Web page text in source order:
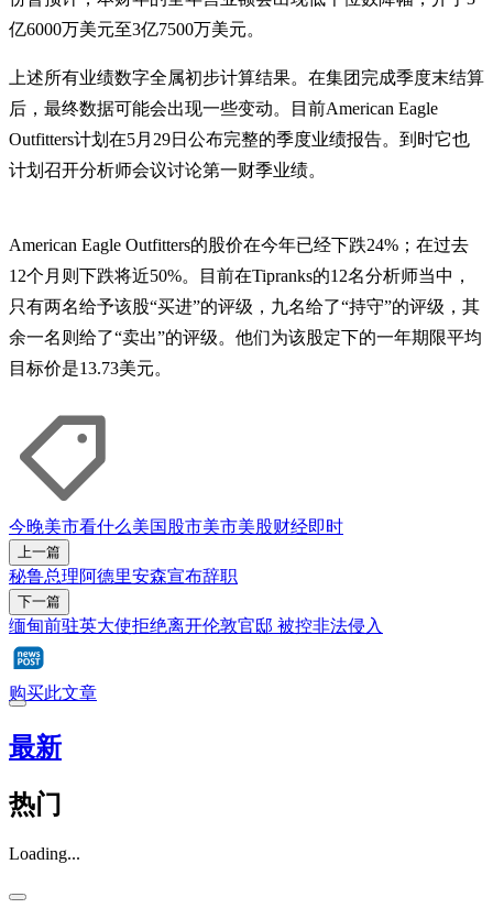
亿6000万美元至3亿7500万美元。
上述所有业绩数字全属初步计算结果。在集团完成季度末结算
后，最终数据可能会出现一些变动。目前American Eagle
Outfitters计划在5月29日公布完整的季度业绩报告。到时它也
计划召开分析师会议讨论第一财季业绩。
American Eagle Outfitters的股价在今年已经下跌24%；在过去
12个月则下跌将近50%。目前在Tipranks的12名分析师当中，
只有两名给予该股“买进”的评级，九名给了“持守”的评级，其
余一名则给了“卖出”的评级。他们为该股定下的一年期限平均
目标价是13.73美元。
今晚美市看什么美国股市美市美股财经即时
上一篇
秘鲁总理阿德里安森宣布辞职
下一篇
缅甸前驻英大使拒绝离开伦敦官邸 被控非法侵入
购买此文章
最新
热门
Loading...